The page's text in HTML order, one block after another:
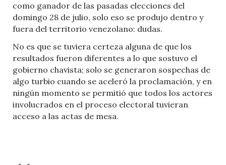
como ganador de las pasadas elecciones del
domingo 28 de julio, solo eso se produjo dentro y
fuera del territorio venezolano: dudas.
No es que se tuviera certeza alguna de que los
resultados fueron diferentes a lo que sostuvo el
gobierno chavista; solo se generaron sospechas de
algo turbio cuando se aceleró la proclamación, y en
ningún momento se permitió que todos los actores
involucrados en el proceso electoral tuvieran
acceso a las actas de mesa.